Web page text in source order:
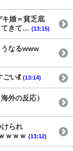
婚＝貧乏底
てきて… (13:15)
うなるwww
い💃 (13:14)
外の反応）
けられ
ｗｗｗ (13:12)